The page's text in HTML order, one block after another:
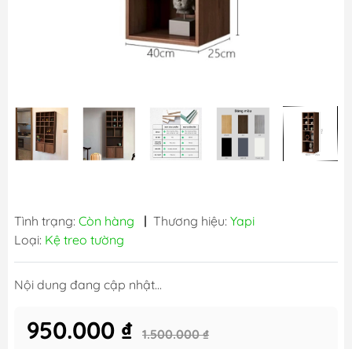
Tình trạng: Còn hàng | Thương hiệu: Yapi
Loại: Kệ treo tường
Nội dung đang cập nhật...
950.000 ₫ 1.500.000 ₫